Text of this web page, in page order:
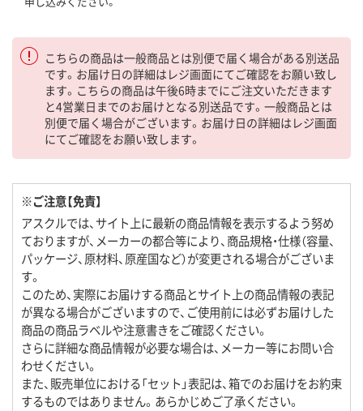
こちらの商品は一般商品とは別便で届く場合がある別送品
です。お届け日の詳細はレジ画面にてご確認をお願い致し
ます。こちらの商品は午後6時までにご注文いただきます
と4営業日までのお届けとなる別送品です。一般商品とは
別便で届く場合がございます。お届け日の詳細はレジ画面
にてご確認をお願い致します。
※ご注意【免責】
アスクルでは、サイト上に最新の商品情報を表示するよう努め
ておりますが、メーカーの都合等により、商品規格・仕様（容量、
パッケージ、原材料、原産国など）が変更される場合がございま
す。
このため、実際にお届けする商品とサイト上の商品情報の表記
が異なる場合がございますので、ご使用前には必ずお届けした
商品の商品ラベルや注意書きをご確認ください。
さらに詳細な商品情報が必要な場合は、メーカー等にお問い合
わせください。
また、販売単位における「セット」表記は、箱でのお届けをお約束
するものではありません。あらかじめご了承ください。